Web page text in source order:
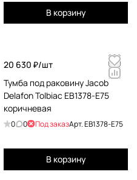
В корзину
20 630 ₽/шт
Тумба под раковину Jacob
Delafon Tolbiac EB1378-E75
коричневая
0 0 Под заказАрт.EB1378-E75
В корзину